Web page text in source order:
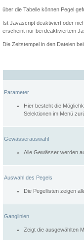
über die Tabelle können Pegel
Ist Javascript deaktiviert oder
erscheint nur bei deaktiviertem
Die Zeitstempel in den Dateien
Parameter
Hier besteht die
Selektionen im Menü
Gewässerauswahl
Alle Gewässer werden
Auswahl des Pegels
Die Pegellisten zeigen
Ganglinien
Zeigt die ausgewählten